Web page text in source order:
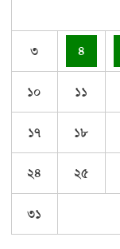
৩ ৪
১০ ১১
১৭ ১৮
২৪ ২৫
৩১